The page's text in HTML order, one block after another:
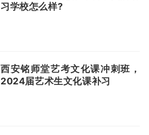
习学校怎么样?
西安铭师堂艺考文化课冲刺班，
2024届艺术生文化课补习